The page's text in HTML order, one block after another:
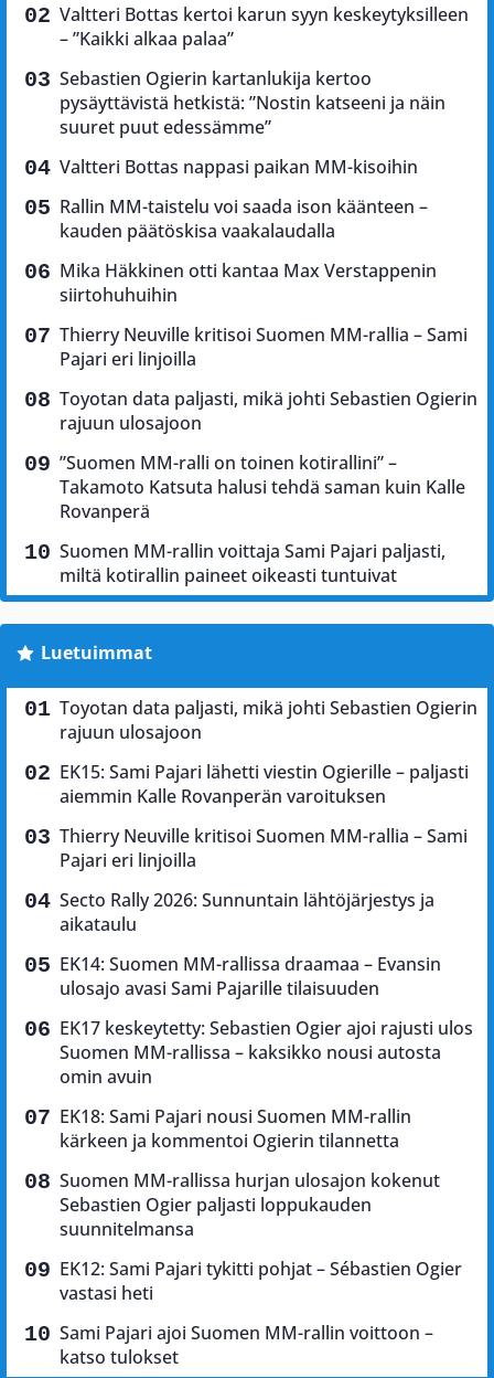
Valtteri Bottas kertoi karun syyn keskeytyksilleen
– ”Kaikki alkaa palaa”
Sebastien Ogierin kartanlukija kertoo
pysäyttävistä hetkistä: ”Nostin katseeni ja näin
suuret puut edessämme”
Valtteri Bottas nappasi paikan MM-kisoihin
Rallin MM-taistelu voi saada ison käänteen –
kauden päätöskisa vaakalaudalla
Mika Häkkinen otti kantaa Max Verstappenin
siirtohuhuihin
Thierry Neuville kritisoi Suomen MM-rallia – Sami
Pajari eri linjoilla
Toyotan data paljasti, mikä johti Sebastien Ogierin
rajuun ulosajoon
”Suomen MM-ralli on toinen kotirallini” –
Takamoto Katsuta halusi tehdä saman kuin Kalle
Rovanperä
Suomen MM-rallin voittaja Sami Pajari paljasti,
miltä kotirallin paineet oikeasti tuntuivat
Luetuimmat
Toyotan data paljasti, mikä johti Sebastien Ogierin
rajuun ulosajoon
EK15: Sami Pajari lähetti viestin Ogierille – paljasti
aiemmin Kalle Rovanperän varoituksen
Thierry Neuville kritisoi Suomen MM-rallia – Sami
Pajari eri linjoilla
Secto Rally 2026: Sunnuntain lähtöjärjestys ja
aikataulu
EK14: Suomen MM-rallissa draamaa – Evansin
ulosajo avasi Sami Pajarille tilaisuuden
EK17 keskeytetty: Sebastien Ogier ajoi rajusti ulos
Suomen MM-rallissa – kaksikko nousi autosta
omin avuin
EK18: Sami Pajari nousi Suomen MM-rallin
kärkeen ja kommentoi Ogierin tilannetta
Suomen MM-rallissa hurjan ulosajon kokenut
Sebastien Ogier paljasti loppukauden
suunnitelmansa
EK12: Sami Pajari tykitti pohjat – Sébastien Ogier
vastasi heti
Sami Pajari ajoi Suomen MM-rallin voittoon –
katso tulokset